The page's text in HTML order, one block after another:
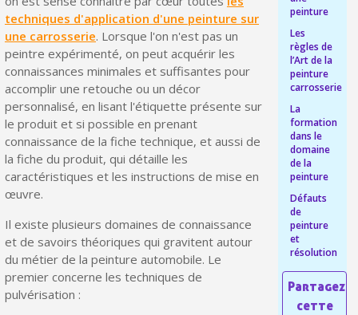
Livraison sous 24 h en France Métropolitaine
Retour produits sous 14 jours
Réduction de 5€ sur la première commande
10€ de bon d'achat pour chaque parrainage
Inscription à la newsletter : 5€ de réduction
Livraison sous 24 h en France Métropolitaine
Livraison offerte en France métropolitaine pour 250€ d'achats
Paiement en 4x sans frais dès 30€ d'achats
Votre devis en ligne en moins d'1 minute
Partagez vos créations et obtenez des bons d'achat
techniques d'application d'une peinture sur
une carrosserie. Lorsque l'on n'est pas un
peintre expérimenté, on peut acquérir les
connaissances minimales et suffisantes pour
accomplir une retouche ou un décor
personnalisé, en lisant l'étiquette présente sur
le produit et si possible en prenant
connaissance de la fiche technique, et aussi de
la fiche du produit, qui détaille les
caractéristiques et les instructions de mise en
œuvre.
Il existe plusieurs domaines de connaissance
et de savoirs théoriques qui gravitent autour
du métier de la peinture automobile. Le
premier concerne les techniques de
pulvérisation :
peinture
Les
règles de
l’Art de la
peinture
carrosserie
La
formation
dans le
domaine
de la
peinture
Défauts
de
peinture
et
résolution